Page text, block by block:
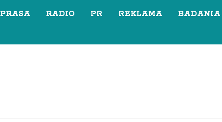
PRASA RADIO PR REKLAMA BADANIA